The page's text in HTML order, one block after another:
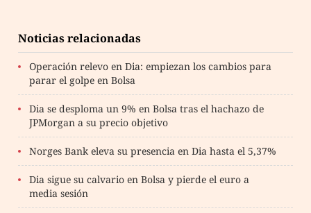
Noticias relacionadas
Operación relevo en Dia: empiezan los cambios para
parar el golpe en Bolsa
Dia se desploma un 9% en Bolsa tras el hachazo de
JPMorgan a su precio objetivo
Norges Bank eleva su presencia en Dia hasta el 5,37%
Dia sigue su calvario en Bolsa y pierde el euro a
media sesión